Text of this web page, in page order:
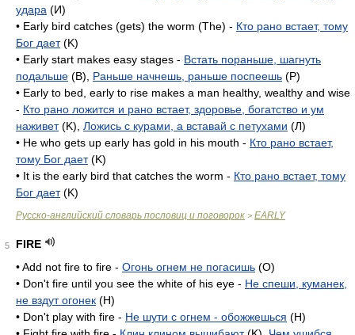
удара (И)
• Early bird catches (gets) the worm (The) - Кто рано встает, тому
Бог дает(K)
• Early start makes easy stages - Встать пораньше, шагнуть
подальше (B), Раньше начнешь, раньше поспеешь (P)
• Early to bed, early to rise makes a man healthy, wealthy and wise
- Кто рано ложится и рано встает, здоровье, богатство и ум
наживет(K), Ложись с курами, а вставай с петухами (Л)
• He who gets up early has gold in his mouth - Кто рано встает,
тому Бог дает(K)
• It is the early bird that catches the worm - Кто рано встает, тому
Бог дает(K)
Русско-английский словарь пословиц и поговорок > EARLY
5
FIRE
• Add not fire to fire - Огонь огнем не погасишь (O)
• Don't fire until you see the white of his eye - Не спеши, куманек,
не вздут огонек (H)
• Don't play with fire - Не шути с огнем - обожжешься (H)